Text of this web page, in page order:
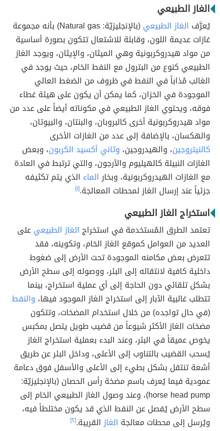
الغاز الطبيعي
يُعرَّف الغاز الطبيعي
(بالإنجليزيّة: Natural gas) بأنه مجموعة
غازات عديمة اللون، وقابلة للاشتعال تتكون بصورة أساسية
من مواد هيدروكربونية وهي الميثان، والإيثان، ويوجد الغاز
الطبيعي كنوع من البترول مع النفط الخام، حيث يوجد في
الغالب مُذاباً في النفط في ظروف من الضغط العالي
الموجودة في الخزان، كما يمكن أن يكون على هيئة غطاء
فوقه، ويحتوي الغاز الطبيعي في مكوناته أيضاً على عدد من
مواد هيدروكربونية أخرى كالبروبان، والبنتان، والبيوتان،
والهكسان، بالإضافة إلى عدد من الغازات الأخرى
كالنيتروجين، والهيدروجين، وثاني أكسيد الكربون، وبعض
الغازات النبيلة كالهيليوم والآرجون، والتي ترتبط في العادة
مع الغازات الهيدروكربونية، وبخارالماء الذي يتم تكثيفه
جزئياً عند إرسال الغاز لمحطات المعالجة.[١]
استخراج الغاز الطبيعي
تعتمد الطرق المُستخدمة في استخراج الغاز الطبيعيعلى
العديد من العوامل كموقع الغاز الخام، وتكوينه، فقد
تتعرض بعض مكامنه الموجودة تحت الأرض إلى ضغوط
داخلية كافية لانتقاله إلى البئر، ووصوله إلى سطح الأرض
بشكل تلقائي دون الحاجة إلى أي عملية استخراج، بينما
تتطلب غالبية الآبار إلى استخراج الغاز الموجود فيها، والنفط
(في حال تواجده) من خلال استخدام المضخات، وتتكون
مضخات الغاز الأكثر شيوعاً من قضيب طويل يتصل بمكبس
يخوص عميقاً في البئر، وعند البدء بعملية استخراج الغاز
يُسحب القضيب بالتناوب إلى الأعلى، وداخل البئر عن طريق
أشعة تنتقل بشكل بطيء إلى الأعلى والأسفل فوق دعامة
عمودية فيما يُعرف باسم مضخة رأس الحصان (بالإنجليزيّة:
horse head pump)، وعند وصول الغاز الطبيعي الخام إلى
سطح الأرض يُفصل عن النفط الذي قد يكون مختلطاً فيه،
ويُرسل إلى محطات معالجة الغازالقريبة.[٢]